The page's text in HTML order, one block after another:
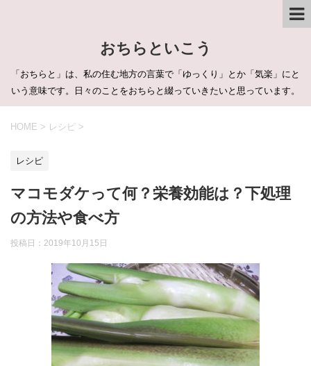
おちらといこう
「おちらと」は、私の住む地方の言葉で「ゆっくり」とか「気楽」にと
いう意味です。日々のことをおちらと綴っていきたいと思っています。
HOME > レシピ >
レシピ
マコモダケって何？栄養効能は？下処理
の方法や食べ方
投稿日： 2019年10月15日